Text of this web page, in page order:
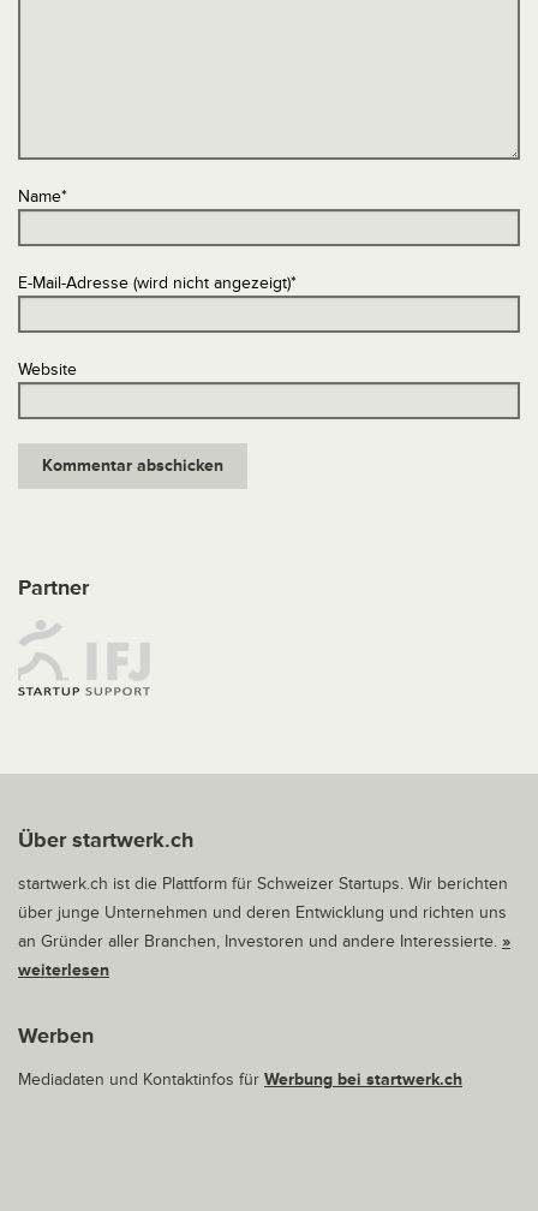
Name*
E-Mail-Adresse (wird nicht angezeigt)*
Website
Partner
Über startwerk.ch
startwerk.ch ist die Plattform für Schweizer Startups. Wir berichten
über junge Unternehmen und deren Entwicklung und richten uns
an Gründer aller Branchen, Investoren und andere Interessierte. »
weiterlesen
Werben
Mediadaten und Kontaktinfos für Werbung bei startwerk.ch